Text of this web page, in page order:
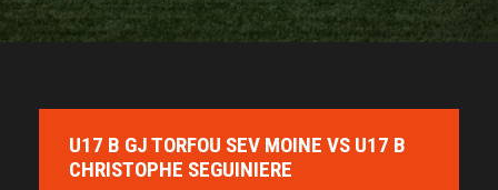
U17 B GJ TORFOU SEV MOINE VS U17 B
CHRISTOPHE SEGUINIERE